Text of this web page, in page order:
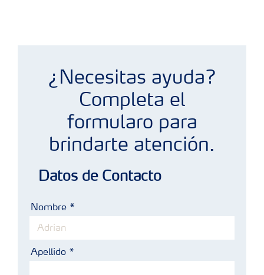
Café como estilo de vida mobile
¿Necesitas ayuda?
Completa el
formularo para
brindarte atención.
Datos de Contacto
Nombre
Apellido